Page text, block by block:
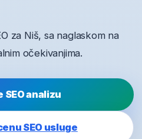
za Niš, sa naglaskom na
očekivanjima.
analizu
SEO usluge